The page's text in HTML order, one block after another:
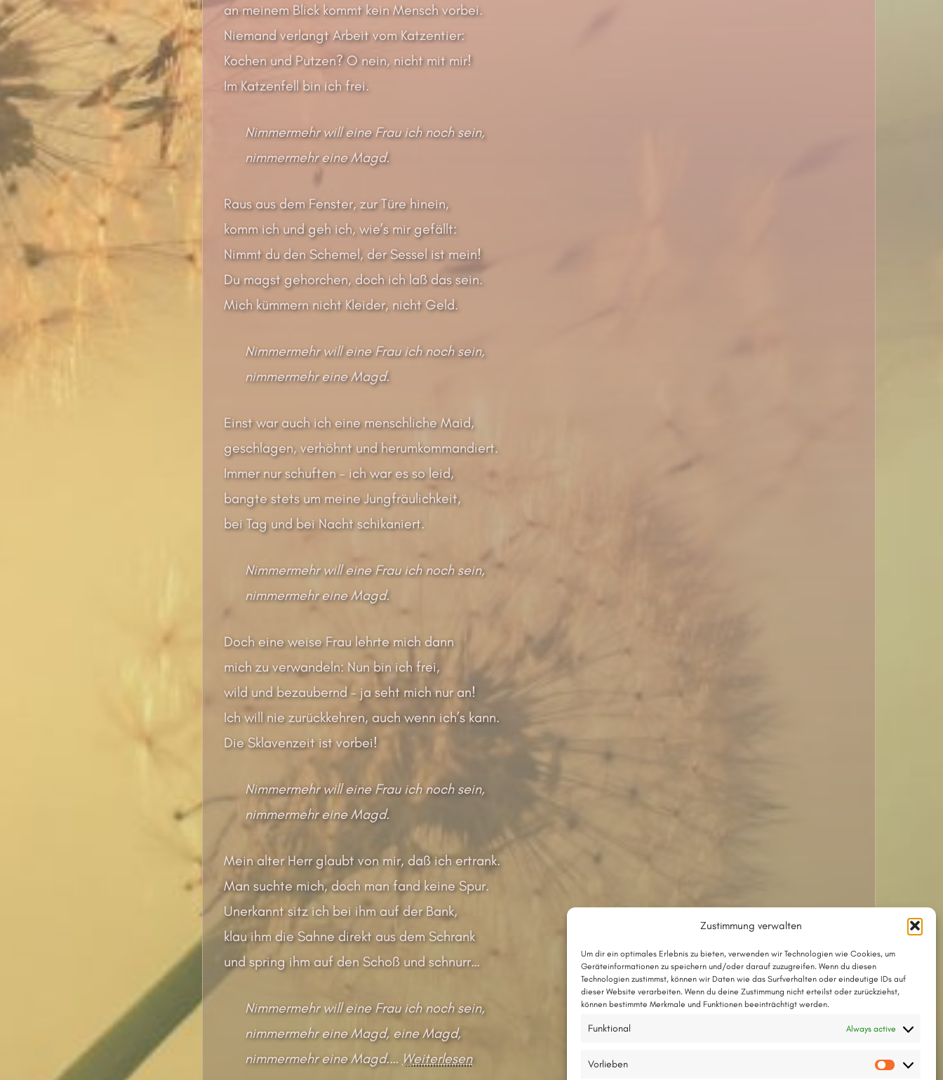
Zustimmung verwalten
Um dir ein optimales Erlebnis zu bieten, verwenden wir Technologien wie Cookies, um
Geräteinformationen zu speichern und/oder darauf zuzugreifen. Wenn du diesen
Technologien zustimmst, können wir Daten wie das Surfverhalten oder eindeutige IDs auf
dieser Website verarbeiten. Wenn du deine Zustimmung nicht erteilst oder zurückziehst,
können bestimmte Merkmale und Funktionen beeinträchtigt werden.
Funktional Always active
Vorlieben
an meinem Blick kommt kein Mensch vorbei.
Niemand verlangt Arbeit vom Katzentier:
Kochen und Putzen? O nein, nicht mit mir!
Im Katzenfell bin ich frei.
Nimmermehr will eine Frau ich noch sein,
nimmermehr eine Magd.
Raus aus dem Fenster, zur Türe hinein,
komm ich und geh ich, wie’s mir gefällt:
Nimmt du den Schemel, der Sessel ist mein!
Du magst gehorchen, doch ich laß das sein.
Mich kümmern nicht Kleider, nicht Geld.
Nimmermehr will eine Frau ich noch sein,
nimmermehr eine Magd.
Einst war auch ich eine menschliche Maid,
geschlagen, verhöhnt und herumkommandiert.
Immer nur schuften – ich war es so leid,
bangte stets um meine Jungfräulichkeit,
bei Tag und bei Nacht schikaniert.
Nimmermehr will eine Frau ich noch sein,
nimmermehr eine Magd.
Doch eine weise Frau lehrte mich dann
mich zu verwandeln: Nun bin ich frei,
wild und bezaubernd – ja seht mich nur an!
Ich will nie zurückkehren, auch wenn ich’s kann.
Die Sklavenzeit ist vorbei!
Nimmermehr will eine Frau ich noch sein,
nimmermehr eine Magd.
Mein alter Herr glaubt von mir, daß ich ertrank.
Man suchte mich, doch man fand keine Spur.
Unerkannt sitz ich bei ihm auf der Bank,
klau ihm die Sahne direkt aus dem Schrank
und spring ihm auf den Schoß und schnurr…
Nimmermehr will eine Frau ich noch sein,
nimmermehr eine Magd, eine Magd,
nimmermehr eine Magd.… Weiterlesen